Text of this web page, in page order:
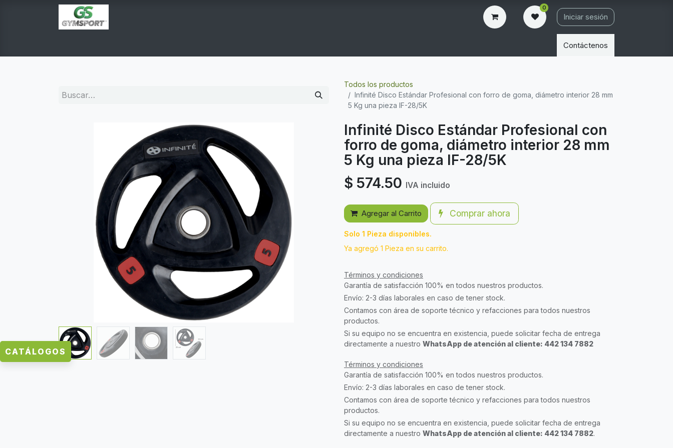
0
Iniciar sesión
Contáctenos
Todos los productos
Infinité Disco Estándar Profesional con forro de goma, diámetro interior 28 mm
5 Kg una pieza IF-28/5K
Infinité Disco Estándar Profesional con
forro de goma, diámetro interior 28 mm
5 Kg una pieza IF-28/5K
$ 574.50 IVA incluido
Agregar al Carrito Comprar ahora
Solo 1 Pieza disponibles.
Ya agregó 1 Pieza en su carrito.
Términos y condiciones
Garantía de satisfacción 100% en todos nuestros productos.
Envío: 2-3 días laborales en caso de tener stock.
Contamos con área de soporte técnico y refacciones para todos nuestros
productos.
Si su equipo no se encuentra en existencia, puede solicitar fecha de entrega
directamente a nuestro WhatsApp de atención al cliente: 442 134 7882
Términos y condiciones
Garantía de satisfacción 100% en todos nuestros productos.
Envío: 2-3 días laborales en caso de tener stock.
Contamos con área de soporte técnico y refacciones para todos nuestros
productos.
Si su equipo no se encuentra en existencia, puede solicitar fecha de entrega
directamente a nuestro WhatsApp de atención al cliente: 442 134 7882.
CATÁLOGOS